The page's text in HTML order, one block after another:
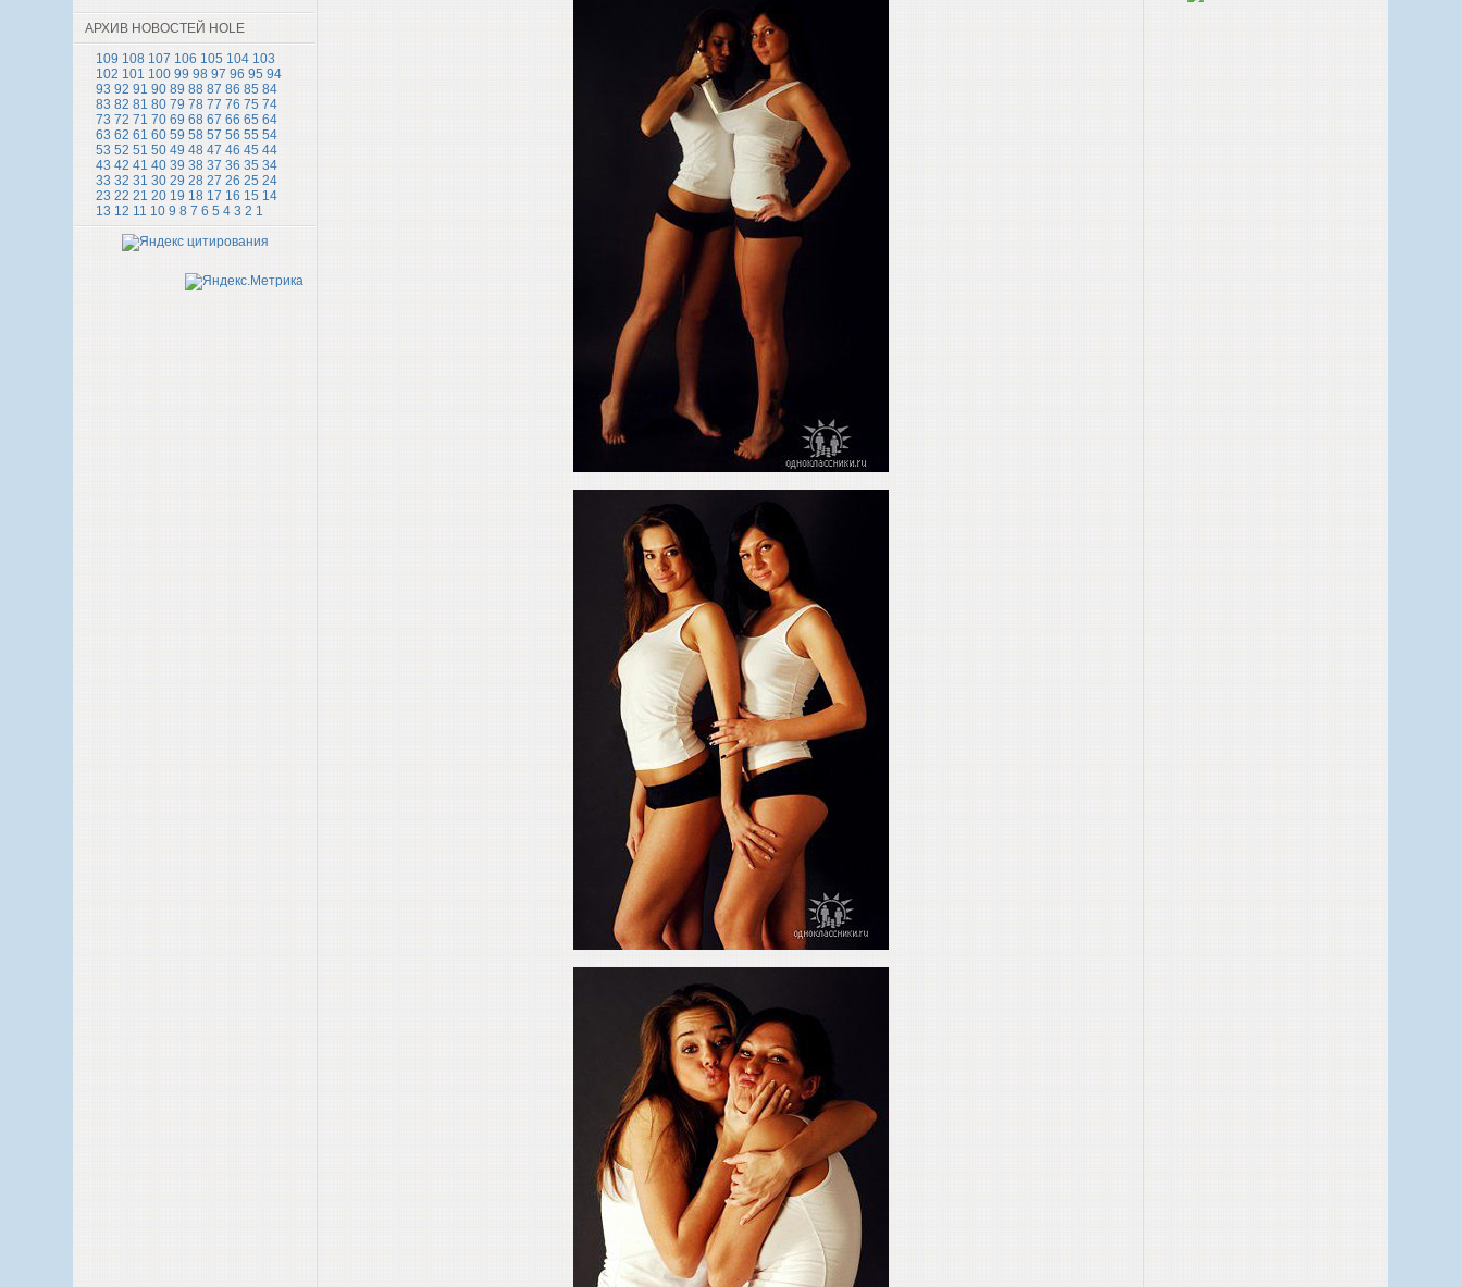
АРХИВ НОВОСТЕЙ HOLE
109 108 107 106 105 104 103
102 101 100 99 98 97 96 95 94
93 92 91 90 89 88 87 86 85 84
83 82 81 80 79 78 77 76 75 74
73 72 71 70 69 68 67 66 65 64
63 62 61 60 59 58 57 56 55 54
53 52 51 50 49 48 47 46 45 44
43 42 41 40 39 38 37 36 35 34
33 32 31 30 29 28 27 26 25 24
23 22 21 20 19 18 17 16 15 14
13 12 11 10 9 8 7 6 5 4 3 2 1